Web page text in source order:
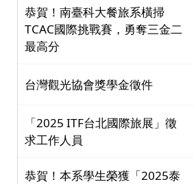
恭賀！南臺科大餐旅系橫掃
TCAC國際挑戰賽，勇奪三金二
最高分
台灣觀光協會獎學金徵件
「2025 ITF台北國際旅展」徵
求工作人員
恭賀！本系學生榮獲「2025泰